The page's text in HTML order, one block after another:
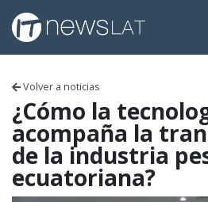
Skip to content
Volver a noticias
¿Cómo la
acompaña la
de la industria
ecuatoriana?